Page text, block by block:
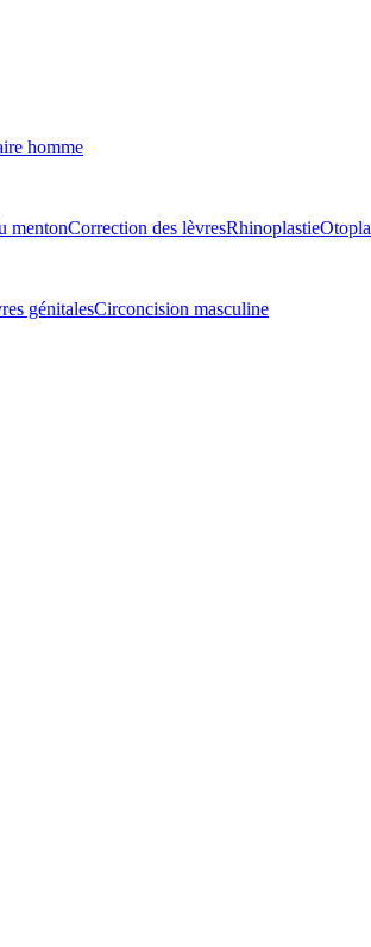
homme
mentonCorrection des lèvresRhinoplastie
génitalesCirconcision masculine